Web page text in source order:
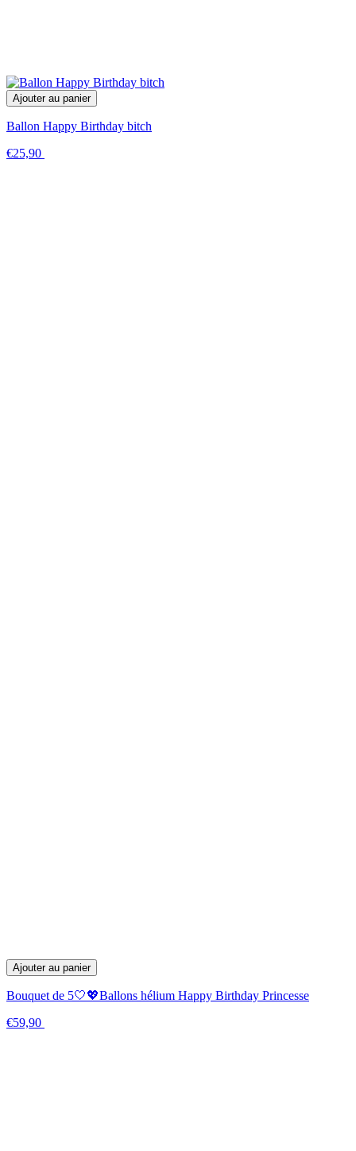
Ajouter au panier
Ballon Happy Birthday bitch
€25,90
Ajouter au panier
Bouquet de 5🤍💖Ballons hélium Happy Birthday Princesse
€59,90